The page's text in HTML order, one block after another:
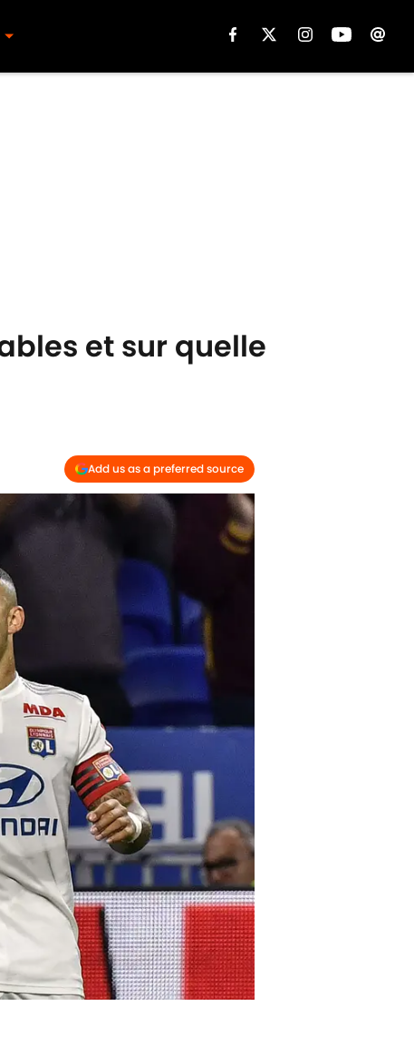
et sur quelle
Add us as a preferred source